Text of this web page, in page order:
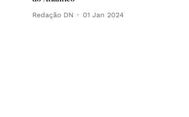
Redação DN 01 Jan 2024